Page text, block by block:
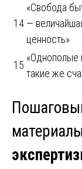
14
«Свобода
—
ценность»
15
«Однополые
такие же